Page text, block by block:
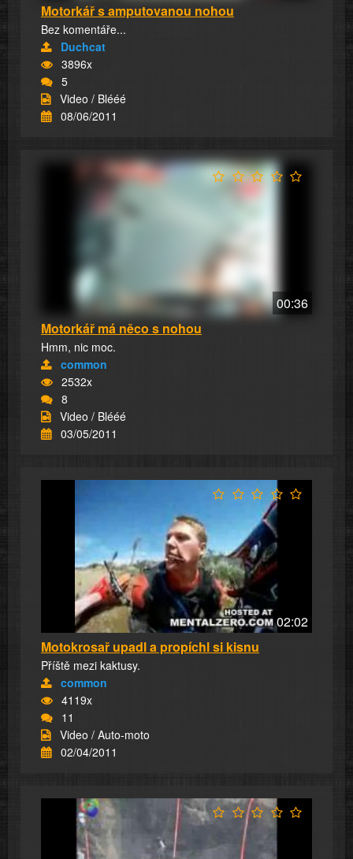
Motorkář s amputovanou nohou
Bez komentáře...
Duchcat
3896x
5
Video / Blééé
08/06/2011
00:36
Motorkář má něco s nohou
Hmm, nic moc.
common
2532x
8
Video / Blééé
03/05/2011
02:02
Motokrosař upadl a propíchl si kisnu
Příště mezi kaktusy.
common
4119x
11
Video / Auto-moto
02/04/2011